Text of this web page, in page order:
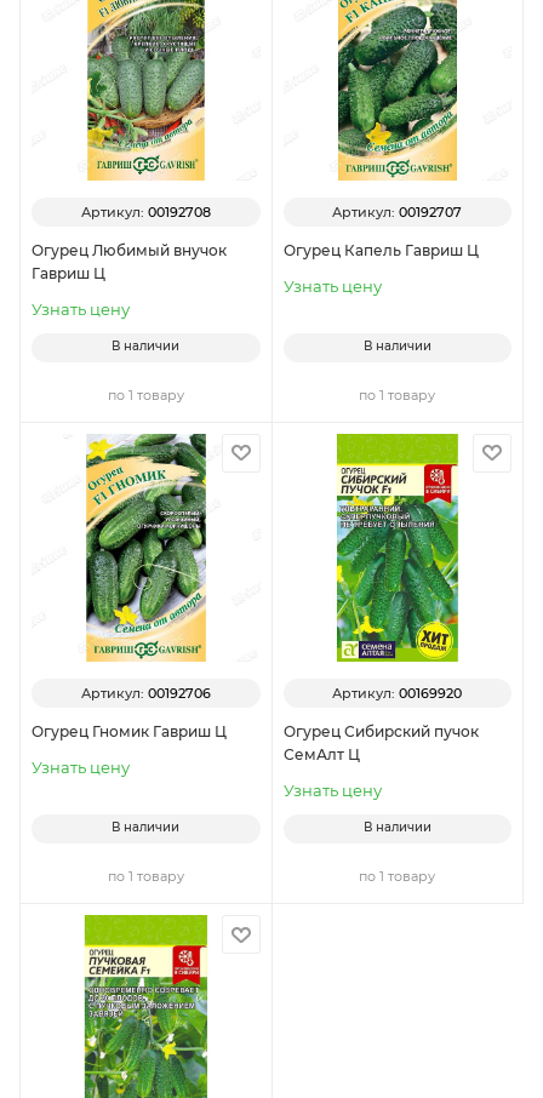
Артикул: 00192708
Огурец Любимый внучок
Гавриш Ц
Узнать цену
В наличии
по 1 товару
Артикул:00192707
Огурец Капель Гавриш Ц
Узнать цену
В наличии
по 1 товару
Артикул: 00192706
Огурец Гномик Гавриш Ц
Узнать цену
В наличии
по 1 товару
Артикул:00169920
Огурец Сибирский пучок
СемАлт Ц
Узнать цену
В наличии
по 1 товару